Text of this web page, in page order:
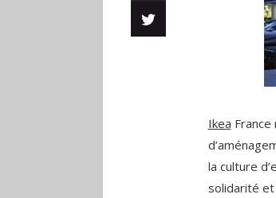
Ikea
la culture
solidarité et